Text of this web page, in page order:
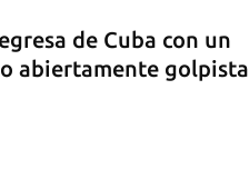
de Cuba con un
abiertamente golpista